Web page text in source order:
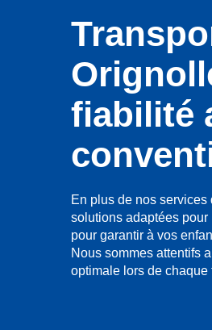
fiabilité
En plus de nos services
solutions adaptées pour
pour garantir à vos
Nous sommes attentifs
optimale lors de chaque